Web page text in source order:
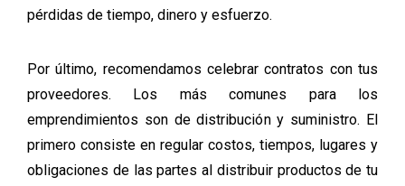
pérdidas de tiempo, dinero y esfuerzo.
Por último, recomendamos celebrar contratos con tus
proveedores. Los más comunes para los
emprendimientos son de distribución y suministro. El
primero consiste en regular costos, tiempos, lugares y
obligaciones de las partes al distribuir productos de tu